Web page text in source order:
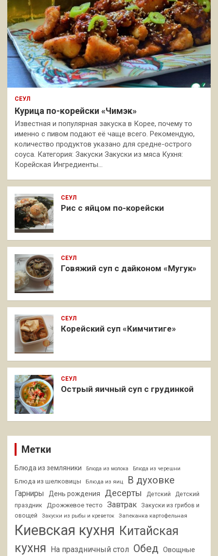
СЕУЛ
Курица по-корейски «Чимэк»
Известная и популярная закуска в Корее, почему то
именно с пивом подают её чаще всего. Рекомендую,
количество продуктов указано для средне-острого
соуса. Категория: Закуски Закуски из мяса Кухня:
Корейская Ингредиенты…
СЕУЛ
Рис с яйцом по-корейски
СЕУЛ
Говяжий суп с дайконом «Мугук»
СЕУЛ
Корейский суп «Кимчитиге»
СЕУЛ
Острый яичный суп с грудинкой
Метки
Блюда из земляники Блюда из молока Блюда из черешни
Блюда из шелковицы Блюда из яиц В духовке
Гарниры День рождения Десерты Детский
Детский
праздник
Дрожжевое тесто Завтрак
Закуски из грибов и
овощей
Закуски из рыбы и креветок Запеканка картофельная
Киевская кухня Китайская
кухня
На праздничный стол Обед Овощные